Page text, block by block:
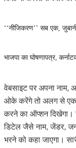
‘‘नीजिकरण’’ सब एक,
भाजपा का घोषणापत्र,
वेबसाइट पर अपना
ओके करेंगे तो अलग से एक
करने का ऑप्शन
डिटेल जैसे नाम, जेंडर,
भरने को कहा जाएगा।